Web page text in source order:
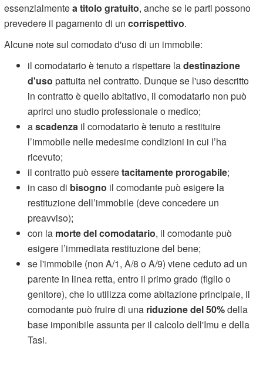
essenzialmentea titolo gratuito, anche se le parti possono
prevedere il pagamento di uncorrispettivo.
Alcune note sul comodato d'uso di un immobile:
il comodatario è tenuto a rispettare ladestinazione
d'uso pattuita nel contratto. Dunque se l'uso descritto
in contratto è quello abitativo, il comodatario non può
aprirci uno studio professionale o medico;
ascadenza il comodatario è tenuto a restituire
l’immobile nelle medesime condizioni in cui l’ha
ricevuto;
il contratto può esseretacitamente prorogabile;
in caso di bisogno il comodante può esigere la
restituzione dell’immobile (deve concedere un
preavviso);
con la morte del comodatario, il comodante può
esigere l’immediata restituzione del bene;
se l'immobile (non A/1, A/8 o A/9) viene ceduto ad un
parente in linea retta, entro il primo grado (figlio o
genitore), che lo utilizza come abitazione principale, il
comodante può fruire di una riduzione del 50%della
base imponibile assunta per il calcolo dell'Imu e della
Tasi.